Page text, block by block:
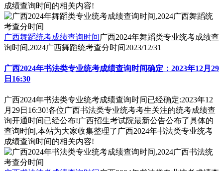
成绩查询时间的相关内容!
广西舞蹈统考成绩查询时间 广西2024年舞蹈类专业统考成绩查
询时间,2024广西舞蹈统考查分时间2023/12/31
广西2024年书法类专业统考成绩查询时间确定：2023年12月29
日16:30
广西2024年书法类专业统考成绩查询时间已经确定:2023年12
月29日16:30!各位广西书法类专业统考考生关注的统考成绩查
询开通时间已经公布!广西招生考试院最新公告公布了具体的
查询时间,本站为大家收集整理了广西2024年书法类专业统考
成绩查询时间的相关内容!